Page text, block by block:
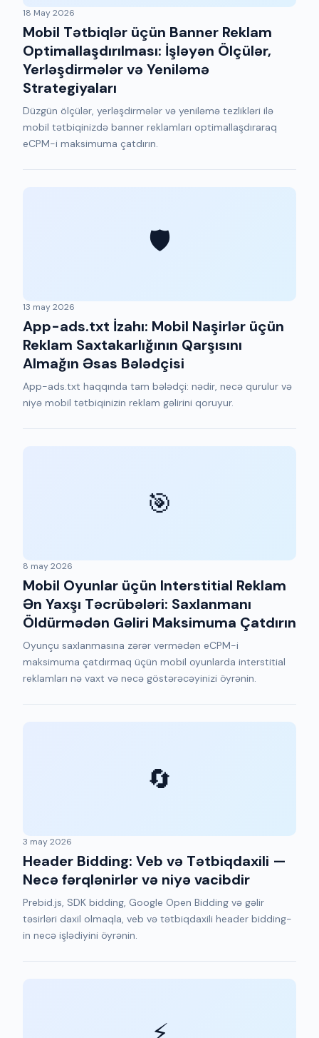
18 May 2026
Mobil Tətbiqlər üçün Banner Reklam
Optimallaşdırılması: İşləyən Ölçülər,
Yerləşdirmələr və Yeniləmə
Strategiyaları
Düzgün ölçülər, yerləşdirmələr və yeniləmə tezlikləri ilə
mobil tətbiqinizdə banner reklamları optimallaşdıraraq
eCPM-i maksimuma çatdırın.
🛡️
13 may 2026
App-ads.txt İzahı: Mobil Naşirlər üçün
Reklam Saxtakarlığının Qarşısını
Almağın Əsas Bələdçisi
App-ads.txt haqqında tam bələdçi: nədir, necə qurulur və
niyə mobil tətbiqinizin reklam gəlirini qoruyur.
🎯
8 may 2026
Mobil Oyunlar üçün Interstitial Reklam
Ən Yaxşı Təcrübələri: Saxlanmanı
Öldürmədən Gəliri Maksimuma Çatdırın
Oyunçu saxlanmasına zərər vermədən eCPM-i
maksimuma çatdırmaq üçün mobil oyunlarda interstitial
reklamları nə vaxt və necə göstərəcəyinizi öyrənin.
🔄
3 may 2026
Header Bidding: Veb və Tətbiqdaxili —
Necə fərqlənirlər və niyə vacibdir
Prebid.js, SDK bidding, Google Open Bidding və gəlir
təsirləri daxil olmaqla, veb və tətbiqdaxili header bidding-
in necə işlədiyini öyrənin.